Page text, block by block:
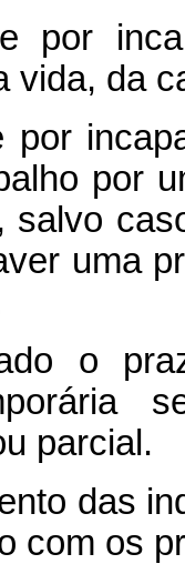
por
vida, da
por
por
salvo
uma
o
parcial.
das
com os